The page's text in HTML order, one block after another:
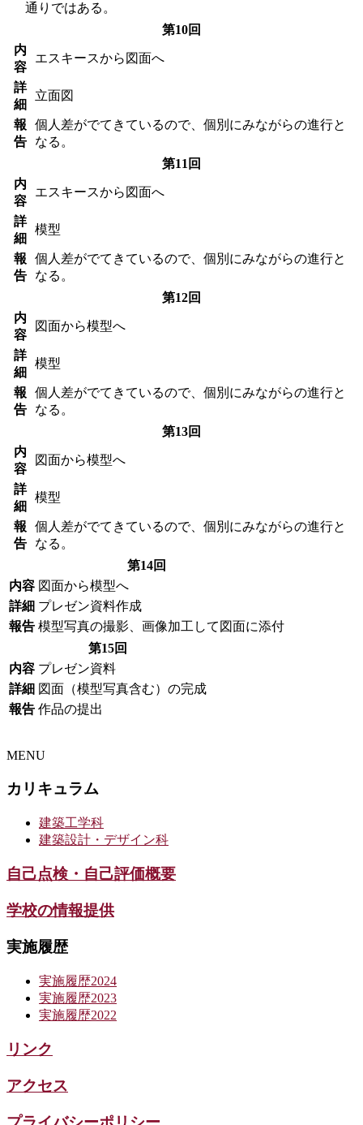
通りではある。
第10回
内
容
エスキースから図面へ
詳
細
立面図
報
告
個人差がでてきているので、個別にみながらの進行と
なる。
第11回
内
容
エスキースから図面へ
詳
細
模型
報
告
個人差がでてきているので、個別にみながらの進行と
なる。
第12回
内
容
図面から模型へ
詳
細
模型
報
告
個人差がでてきているので、個別にみながらの進行と
なる。
第13回
内
容
図面から模型へ
詳
細
模型
報
告
個人差がでてきているので、個別にみながらの進行と
なる。
第14回
内容 図面から模型へ
詳細 プレゼン資料作成
報告 模型写真の撮影、画像加工して図面に添付
第15回
内容 プレゼン資料
詳細 図面（模型写真含む）の完成
報告 作品の提出
MENU
カリキュラム
建築工学科
建築設計・デザイン科
自己点検・自己評価概要
学校の情報提供
実施履歴
実施履歴2024
実施履歴2023
実施履歴2022
リンク
アクセス